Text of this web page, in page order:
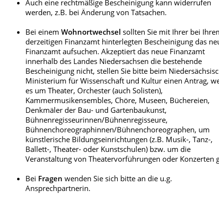
(Selbständiger Musiker Max
Musiklehrer, Adresse);
oder Lehrgangs, in dem der
Unternehmer unterrichtet:
Z.B. Gitarrenunterricht für
Jugendliche und junge
Erwachsene bis zu 25
Schreiben Sie alle Fächer
Kurse auf, die unmittelbar
Schul- und Bildungszweck
Achtung: Bei Freizeitmusik
Freizeittanz (i.d.R. bei
für Erwachsene) wird das
Finanzamt keine Befreiung
der Umsatzsteuer erteilen;
Kurse sind
Die Musikalische/
Früherziehung, Kurse für
und Jugendliche zur
Auch eine rechtmäßige Bescheinigung kann widerrufen
werden, z.B. bei Änderung von Tatsachen.
Bei einemWohnortwechsel sollten Sie mit Ihrer bei
derzeitigen Finanzamt hinterlegten Bescheinigung das
Finanzamt aufsuchen. Akzeptiert das neue Finanzamt
innerhalb des Landes Niedersachsen die bestehende
Bescheinigung nicht, stellen Sie bitte beim
Ministerium für Wissenschaft und Kultur einen Antrag,
es um Theater, Orchester (auch Solisten),
Kammermusikensembles, Chöre, Museen, Büchereien,
Denkmäler der Bau- und Gartenbaukunst,
Bühnenregisseurinnen/Bühnenregisseure,
Bühnenchoreographinnen/Bühnenchoreographen, um
künstlerische Bildungseinrichtungen (z.B. Musik-, Tanz-,
Ballett-, Theater- oder Kunstschulen) bzw. um die
Veranstaltung von Theatervorführungen oder Konzerten
Bei Fragen wenden Sie sich bitte an die u.g.
Ansprechpartnerin.